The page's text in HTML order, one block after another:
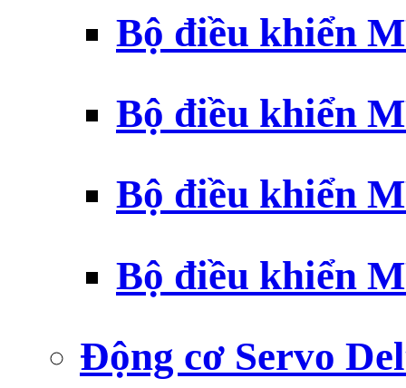
Bộ điều khiển
Bộ điều khiển
Bộ điều khiển
Bộ điều khiển
Động cơ Servo